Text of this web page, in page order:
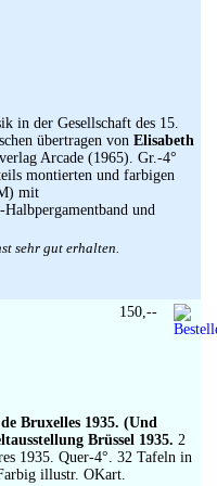
in der Gesellschaft des 15.
übertragen von Elisabeth
Arcade (1965). Gr.-4°
montierten und farbigen
mit
und
sehr gut erhalten.
Bruxelles 1935. (Und
Brüssel 1935. 2
1935. Quer-4°. 32 Tafeln in
illustr. OKart.
150,--